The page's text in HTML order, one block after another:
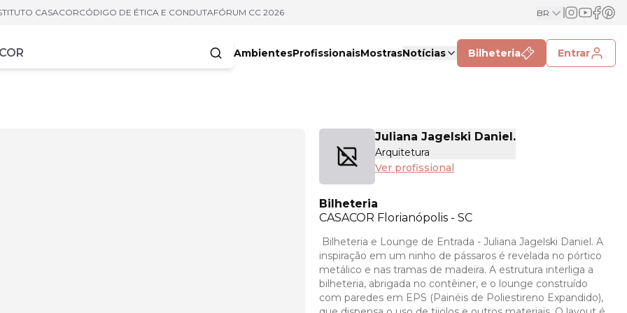
CASACORCÓDIGO DE ÉTICA E CONDUTAFÓRUM CC 2026 BR
AmbientesProfissionaisMostrasNotícias Bilheteria Entrar
Juliana Jagelski Daniel.
Arquitetura
Ver profissional
Bilheteria
CASACOR Florianópolis - SC
Bilheteria e Lounge de Entrada - Juliana Jagelski Daniel. A
inspiração em um ninho de pássaros é revelada no pórtico
metálico e nas tramas de madeira. A estrutura interliga a
bilheteria, abrigada no contêiner, e o lounge construído
com paredes em EPS (Painéis de Poliestireno Expandido),